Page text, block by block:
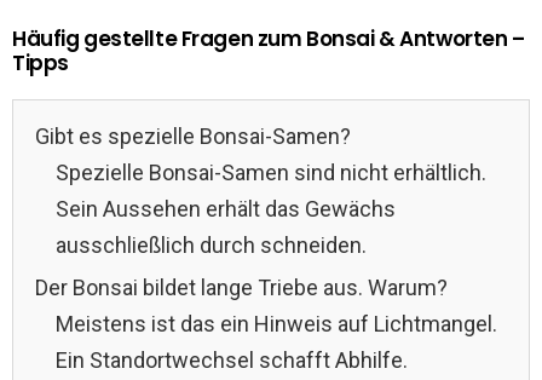
Häufig gestellte Fragen zum Bonsai & Antworten –
Tipps
Gibt es spezielle Bonsai-Samen?
Spezielle Bonsai-Samen sind nicht erhältlich.
Sein Aussehen erhält das Gewächs
ausschließlich durch schneiden.
Der Bonsai bildet lange Triebe aus. Warum?
Meistens ist das ein Hinweis auf Lichtmangel.
Ein Standortwechsel schafft Abhilfe.